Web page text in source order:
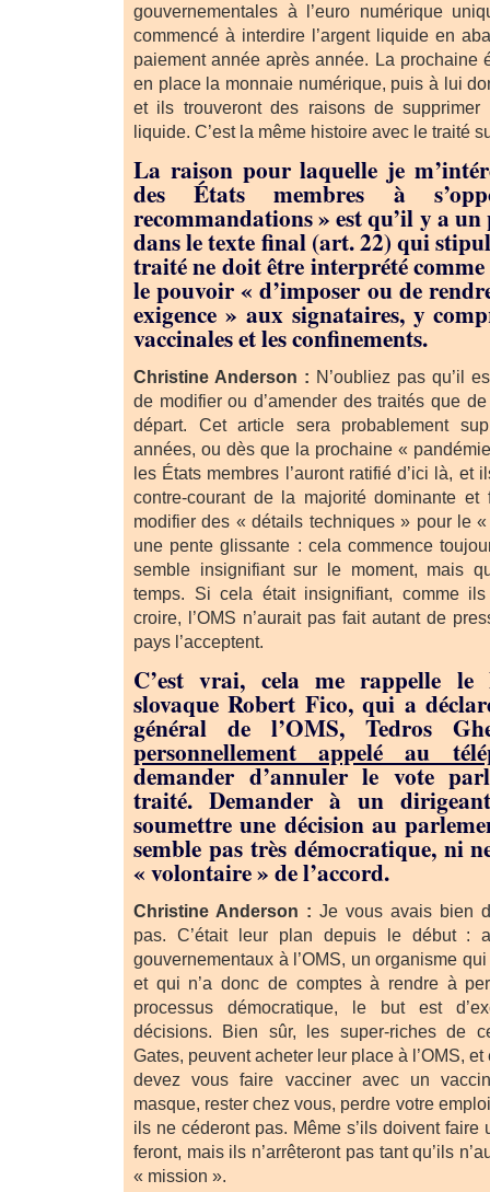
gouvernementales à l’euro numérique
commencé à interdire l’argent liquide en
paiement année après année. La prochaine
en place la monnaie numérique, puis à lui
et ils trouveront des raisons de supprimer
liquide. C’est la même histoire avec le traité
La raison pour laquelle je
des États membres à
recommandations » est qu’il y a un
dans le texte final (art. 22) qui
traité ne doit être interprété
le pouvoir « d’imposer ou de
exigence » aux signataires, y
vaccinales et les confinements.
Christine Anderson : N’oubliez pas qu’il
de modifier ou d’amender des traités que
départ. Cet article sera probablement
années, ou dès que la prochaine «
les États membres l’auront ratifié d’ici là, et
contre-courant de la majorité dominante
modifier des « détails techniques » pour le
une pente glissante : cela commence
semble insignifiant sur le moment, mais
temps. Si cela était insignifiant, comme
croire, l’OMS n’aurait pas fait autant de
pays l’acceptent.
C’est vrai, cela me rappelle le
slovaque Robert Fico, qui a
général de l’OMS, Tedros
personnellement appelé au
demander d’annuler le vote
traité. Demander à un
soumettre une décision au
semble pas très démocratique, ni
« volontaire » de l’accord.
Christine Anderson :Je vous avais bien
pas. C’était leur plan depuis le début :
gouvernementaux à l’OMS, un organisme
et qui n’a donc de comptes à rendre à
processus démocratique, le but est
décisions. Bien sûr, les super-riches de
Gates, peuvent acheter leur place à l’OMS,
devez vous faire vacciner avec un
masque, rester chez vous, perdre votre
ils ne céderont pas. Même s’ils doivent
feront, mais ils n’arrêteront pas tant qu’ils
« mission ».